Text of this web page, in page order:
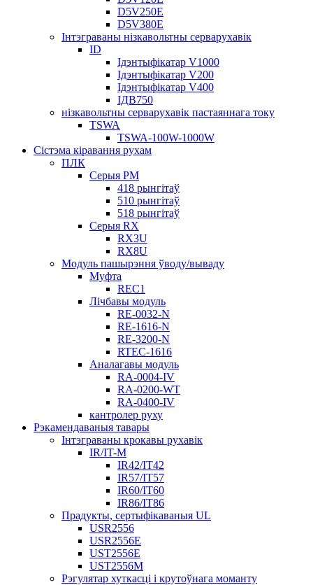
D5V250E
D5V380E
Інтэграваны нізкавольтны серварухавік
ID
Ідэнтыфікатар V1000
Ідэнтыфікатар V200
Ідэнтыфікатар V400
ІДВ750
нізкавольтны серварухавік пастаяннага току
TSWA
TSWA-100W-1000W
Сістэма кіравання рухам
ПЛК
Серыя РМ
418 рынгітаў
510 рынгітаў
518 рынгітаў
Серыя RX
RX3U
RX8U
Модуль пашырэння ўводу/вываду
Муфта
REC1
Лічбавы модуль
RE-0032-N
RE-1616-N
RE-3200-N
RTEC-1616
Аналагавы модуль
RA-0004-IV
RA-0200-WT
RA-0400-IV
кантролер руху
Рэкамендаваныя тавары
Інтэграваны крокавы рухавік
IR/IT-M
IR42/IT42
IR57/IT57
IR60/IT60
IR86/IT86
Прадукты, сертыфікаваныя UL
USR2556
USR2556E
UST2556E
UST2556M
Рэгулятар хуткасці і крутоўнага моманту